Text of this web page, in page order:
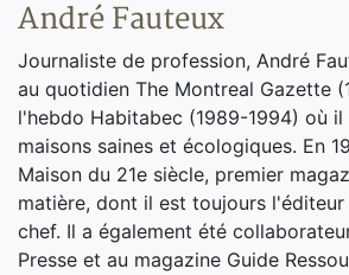
André Fauteux
Journaliste de profession, André
au quotidien The Montreal Gazette
l'hebdo Habitabec (1989-1994) où il
maisons saines et écologiques. En
Maison du 21e siècle, premier
matière, dont il est toujours
chef. Il a également été
Presse et au magazine Guide